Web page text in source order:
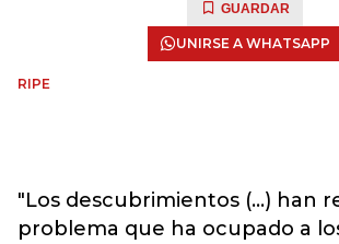
GUARDAR
UNIRSE A WHATSAPP
RIPE
"Los descubrimientos (...) han
problema que ha ocupado a